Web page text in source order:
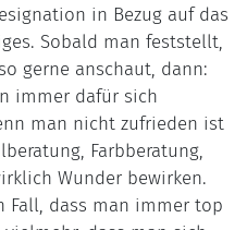
in Bezug auf das
Sobald man feststellt,
gerne anschaut, dann:
immer dafür sich
man nicht zufrieden ist
Farbberatung,
Wunder bewirken.
Fall, dass man immer top